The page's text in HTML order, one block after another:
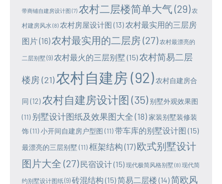
带商铺自建房设计图 (7) 农村二层楼简单大气 (29) 农
村建房风水 (8) 农村房屋设计图 (13) 农村最实用的三层房
图片(16) 农村最实用的二层房 (27) 农村最漂亮的
二层别墅(9) 农村最火的三层别墅 (15)农村简易二层
楼房(21)农村自建房 (92) 农村自建房合
同 (12) 农村自建房设计图 (35) 别墅外观效果图
(11) 别墅设计图纸及效果图大全 (18)家装别墅装修装
饰(11)小开间自建房户型图 (11)带车库的别墅设计图 (15)
最漂亮的三层别墅 (11)框架结构 (17) 欧式别墅设计
图片大全 (27) 民宿设计(15) 现代极简风格别墅(8) 现代简
约别墅设计图纸 (9) 砖混结构 (15)简易二层楼 (14)简欧风